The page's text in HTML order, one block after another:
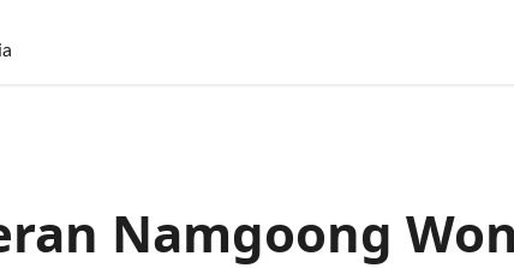
Namgoong